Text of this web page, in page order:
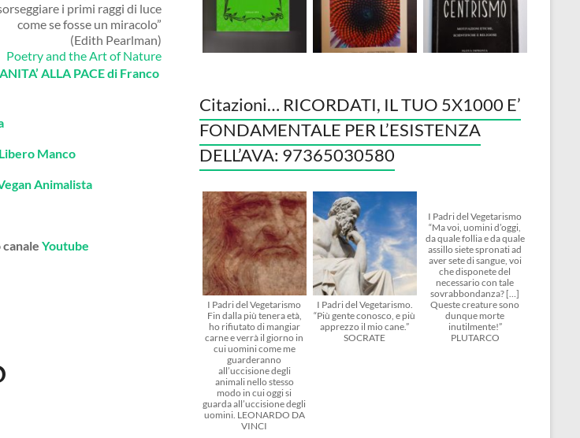
i primi raggi di luce
come se fosse un miracolo”
(Edith Pearlman)
Poetry and the Art of Nature
ALLA PACE di Franco
Manco
Animalista
Youtube
Citazioni… RICORDATI, IL TUO 5X1000 E’
FONDAMENTALE PER L’ESISTENZA
DELL’AVA: 97365030580
I Padri del Vegetarismo
Fin dalla più tenera età,
ho rifiutato di mangiar
carne e verrà il giorno in
cui uomini come me
guarderanno
all’uccisione degli
animali nello stesso
modo in cui oggi si
guarda all’uccisione degli
uomini. LEONARDO DA
VINCI
I Padri del Vegetarismo.
“Più gente conosco, e più
apprezzo il mio cane.”
SOCRATE
I Padri del Vegetarismo
“Ma voi, uomini d’oggi,
da quale follia e da quale
assillo siete spronati ad
aver sete di sangue, voi
che disponete del
necessario con tale
sovrabbondanza? […]
Queste creature sono
dunque morte
inutilmente!”
PLUTARCO